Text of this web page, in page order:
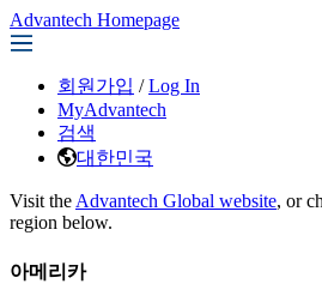
Advantech Homepage
회원가입 / Log In
MyAdvantech
검색
대한민국
Visit the Advantech Global website, or
region below.
아메리카